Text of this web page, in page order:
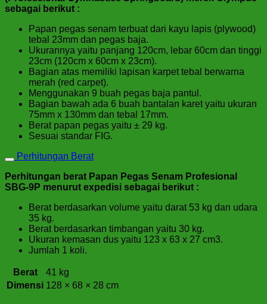
sebagai berikut :
Papan pegas senam terbuat dari kayu lapis (plywood)
tebal 23mm dan pegas baja.
Ukurannya yaitu panjang 120cm, lebar 60cm dan tinggi
23cm (120cm x 60cm x 23cm).
Bagian atas memiliki lapisan karpet tebal berwarna
merah (red carpet).
Menggunakan 9 buah pegas baja pantul.
Bagian bawah ada 6 buah bantalan karet yaitu ukuran
75mm x 130mm dan tebal 17mm.
Berat papan pegas yaitu ± 29 kg.
Sesuai standar FIG.
Perhitungan Berat
Perhitungan berat Papan Pegas Senam Profesional
SBG-9P menurut expedisi sebagai berikut :
Berat berdasarkan volume yaitu darat 53 kg dan udara
35 kg.
Berat berdasarkan timbangan yaitu 30 kg.
Ukuran kemasan dus yaitu 123 x 63 x 27 cm3.
Jumlah 1 koli.
Berat
41 kg
Dimensi 128 × 68 × 28 cm